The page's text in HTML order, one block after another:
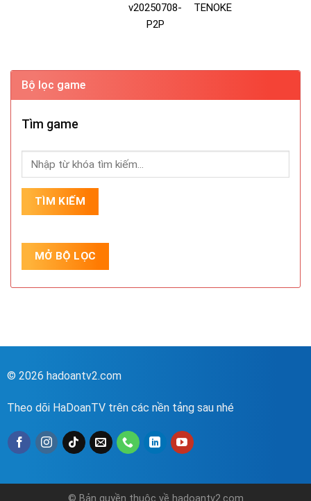
v20250708-
P2P
TENOKE
Bộ lọc game
Tìm game
© 2026 hadoantv2.com
Theo dõi HaDoanTV trên các nền tảng sau nhé
© Bản quyền thuộc về hadoantv2.com